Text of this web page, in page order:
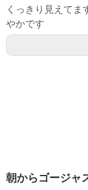
くっきり見えてま
やかです
朝からゴージャ